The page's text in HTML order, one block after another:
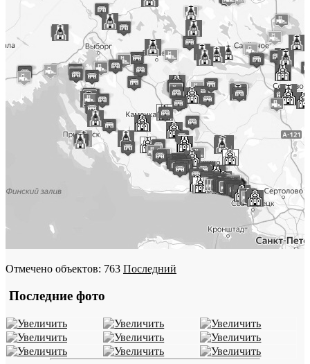
Отмечено объектов: 763 Последний
Последние фото